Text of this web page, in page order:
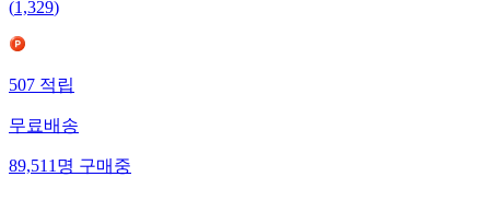
(1,329)
507적립
무료배송
89,511명구매중